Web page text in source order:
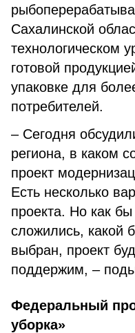
Сахалинской
технологическом
готовой
упаковке для
потребителей.
– Сегодня
региона, в каком
проект
Есть несколько
проекта. Но как
сложились, какой
выбран, проект
поддержим, –
Федеральный
уборка»